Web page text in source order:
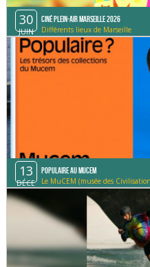
30
JUIN
Ciné Plein-Air Marseille 2026
Différents lieux de Marseille
13
DÉCE
Populaire au MUCEM
Le MuCEM (musée des